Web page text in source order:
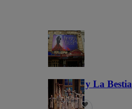
La Bella y La Bestia
5,9 mil